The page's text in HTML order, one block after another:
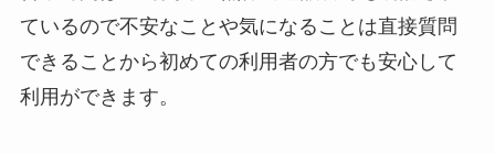
ているので不安なことや気になることは直接質問
できることから初めての利用者の方でも安心して
利用ができます。